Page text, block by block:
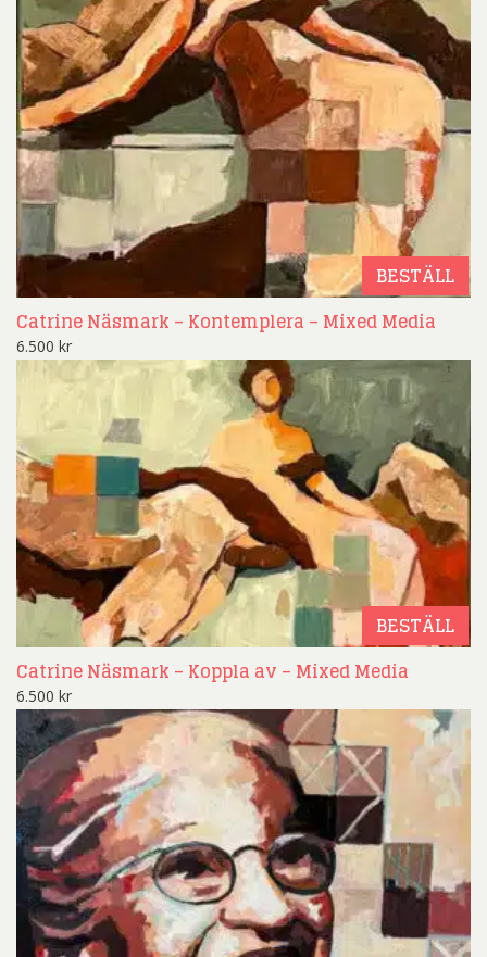
BESTÄLL
Catrine Näsmark – Kontemplera – Mixed Media
6.500 kr
BESTÄLL
Catrine Näsmark – Koppla av – Mixed Media
6.500 kr